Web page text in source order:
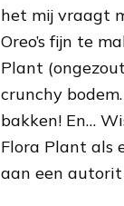
het mij vraagt
Oreo’s fijn te
Plant
crunchy bodem.
bakken! En…
Flora Plant als
aan een